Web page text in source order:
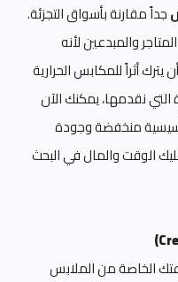
جداً مقارنة بأسواق التجزئة.
والمبدعين لأنه
يترك أثراً للمكابس الحرارية
التي نقدمها، يمكنك الآن
منخفضة وجودة
الوقت والمال في البحث
الخاصة من الملابس